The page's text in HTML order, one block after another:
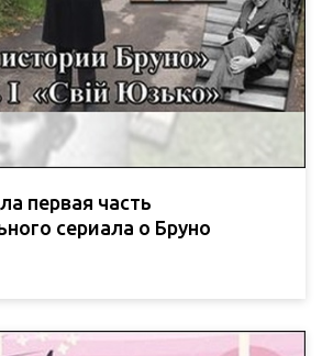
первая часть
сериала о Бруно